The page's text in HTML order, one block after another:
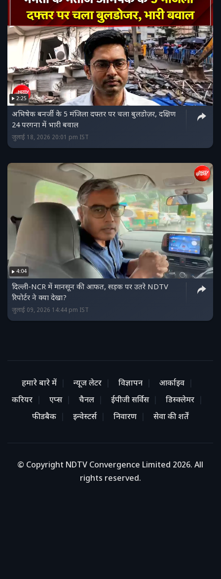
2:25
अभिषेक बनर्जी के 5 मंजिला दफ्तर पर चला बुलडोज़र, दक्षिण
24 परगना में भारी बवाल
जुलाई 18, 2026 20:01 pm IST
4:04
दिल्ली-NCR में मानसून की आफत, सड़क पर उतरे NDTV
रिपोर्टर ने क्या देखा?
जुलाई 09, 2026 14:44 pm IST
हमारे बारे में न्यूज लेटर विज्ञापन
आर्काइव
करियर
एप्स चैनल ईपीजी सर्विस
डिस्क्लेमर
फीडबैक
इन्वेस्टर्स निवारण सेवा की शर्तें
© Copyright NDTV Convergence Limited 2026. All
rights reserved.